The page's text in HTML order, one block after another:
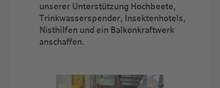
unserer Unterstützung Hochbeete,
Trinkwasserspender, Insektenhotels,
Nisthilfen und ein Balkonkraftwerk
anschaffen.